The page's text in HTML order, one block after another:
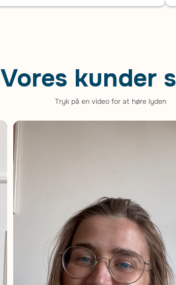
Vores kunder
Tryk på en video for at høre lyden